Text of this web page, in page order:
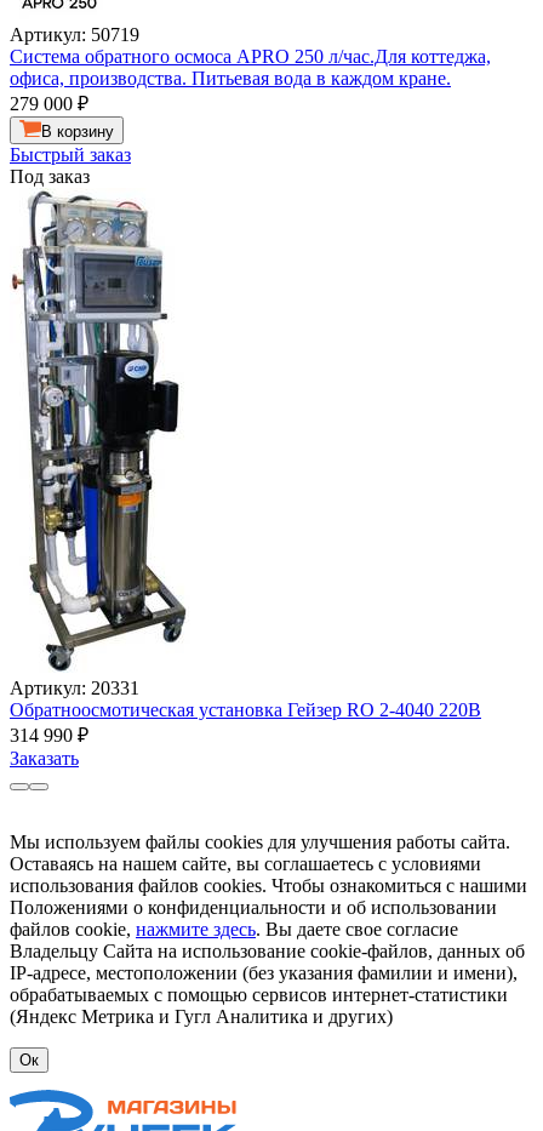
Артикул: 50719
Система обратного осмоса APRO 250 л/час.Для коттеджа,
офиса, производства. Питьевая вода в каждом кране.
279 000 ₽
В корзину
Быстрый заказ
Под заказ
Артикул: 20331
Обратноосмотическая установка Гейзер RO 2-4040 220В
314 990 ₽
Заказать
Мы используем файлы cookies для улучшения работы сайта.
Оставаясь на нашем сайте, вы соглашаетесь с условиями
использования файлов cookies. Чтобы ознакомиться с нашими
Положениями о конфиденциальности и об использовании
файлов cookie, нажмите здесь. Вы даете свое согласие
Владельцу Сайта на использование cookie-файлов, данных об
IP-адресе, местоположении (без указания фамилии и имени),
обрабатываемых с помощью сервисов интернет-статистики
(Яндекс Метрика и Гугл Аналитика и других)
Ок